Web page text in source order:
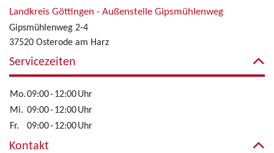
Landkreis Göttingen - Außenstelle Gipsmühlenweg
Gipsmühlenweg 2-4
37520 Osterode am Harz
Servicezeiten
Mo.09:00-12:00Uhr
Mi. 09:00-12:00Uhr
Fr.
09:00-12:00Uhr
Kontakt